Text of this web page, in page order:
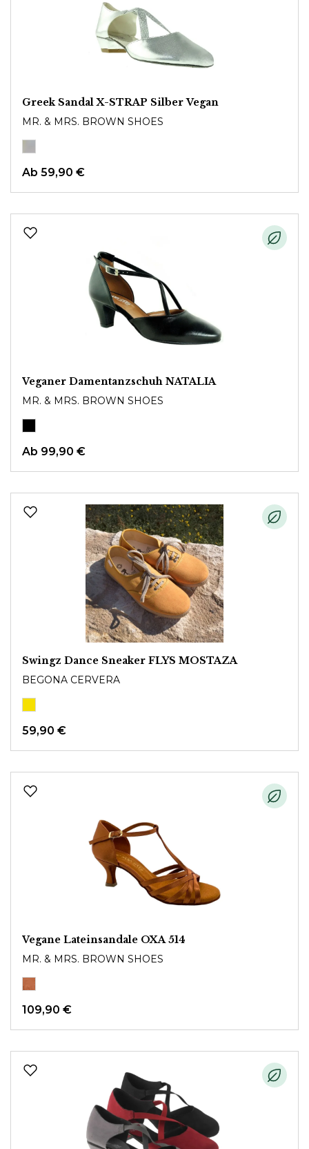
Greek Sandal X-STRAP Silber Vegan
MR. & MRS. BROWN SHOES
Ab 59,90 €
Veganer Damentanzschuh NATALIA
MR. & MRS. BROWN SHOES
Ab 99,90 €
Swingz Dance Sneaker FLYS MOSTAZA
BEGONA CERVERA
59,90 €
Vegane Lateinsandale OXA 514
MR. & MRS. BROWN SHOES
109,90 €